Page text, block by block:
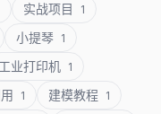
实战项目 1
小提琴 1
工业打印机 1
1 建模教程 1